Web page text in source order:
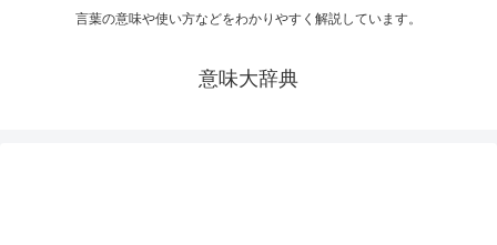
言葉の意味や使い方などをわかりやすく解説しています。
意味大辞典